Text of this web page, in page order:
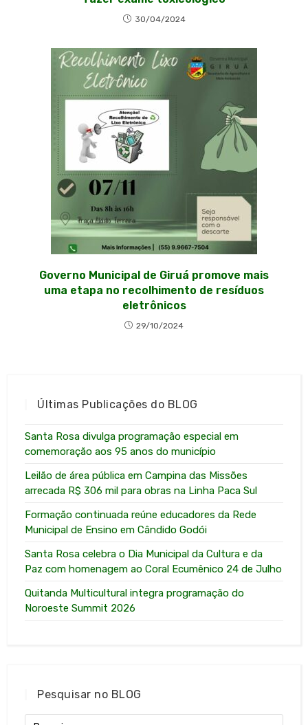
30/04/2024
Governo Municipal de Giruá promove mais
uma etapa no recolhimento de resíduos
eletrônicos
29/10/2024
Últimas Publicações do BLOG
Santa Rosa divulga programação especial em
comemoração aos 95 anos do município
Leilão de área pública em Campina das Missões
arrecada R$ 306 mil para obras na Linha Paca Sul
Formação continuada reúne educadores da Rede
Municipal de Ensino em Cândido Godói
Santa Rosa celebra o Dia Municipal da Cultura e da
Paz com homenagem ao Coral Ecumênico 24 de Julho
Quitanda Multicultural integra programação do
Noroeste Summit 2026
Pesquisar no BLOG